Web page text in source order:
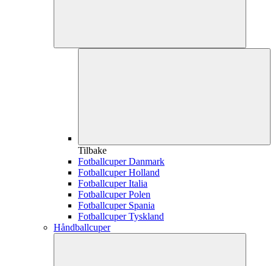
Tilbake
Fotballcuper Danmark
Fotballcuper Holland
Fotballcuper Italia
Fotballcuper Polen
Fotballcuper Spania
Fotballcuper Tyskland
Håndballcuper